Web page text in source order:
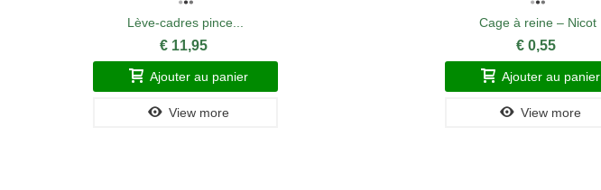
Lève-cadres pince...
€ 11,95
Ajouter au panier
View more
Cage à reine – Nicot
€ 0,55
Ajouter au panier
View more